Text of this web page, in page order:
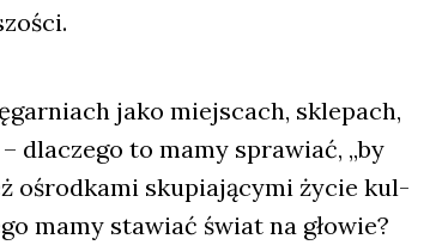
jako miej­scach, skle­pach,
dla­cze­go to mamy spra­wiać, „by
ośrod­ka­mi sku­pia­ją­cy­mi życie kul­
mamy sta­wiać świat na gło­wie?